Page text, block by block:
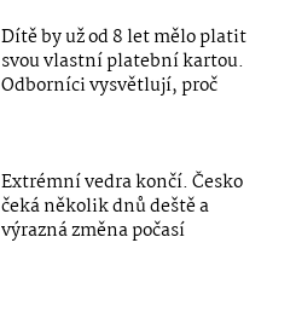
Dítě by už od 8 let mělo platit
svou vlastní platební kartou.
Odborníci vysvětlují, proč
Extrémní vedra končí. Česko
čeká několik dnů deště a
výrazná změna počasí